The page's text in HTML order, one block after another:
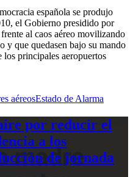
española se produjo
el Gobierno presidido por
al caos aéreo movilizando
y que quedasen bajo su mando
los principales aeropuertos
aéreosEstado de Alarma
por reducir el
a los
de jornada